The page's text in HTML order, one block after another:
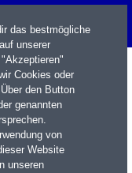
das bestmögliche
unserer
Cookies oder
den Button
genannten
von
Website
unseren